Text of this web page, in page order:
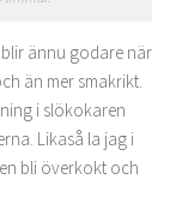
ännu godare när
än mer smakrikt.
i slökokaren
Likaså la jag i
bli överkokt och